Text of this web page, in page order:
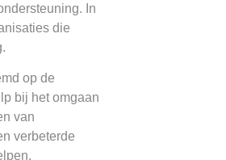
In
die
op de
bij het omgaan
van
verbeterde